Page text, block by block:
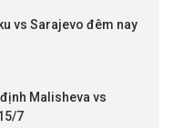
vs Sarajevo đêm nay
Malisheva vs
7